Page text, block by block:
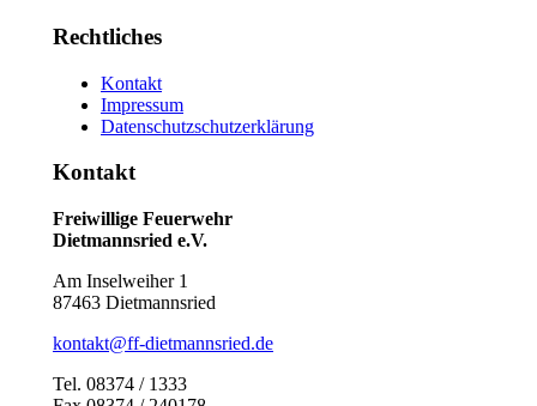
Rechtliches
Kontakt
Impressum
Datenschutzschutzerklärung
Kontakt
Freiwillige Feuerwehr
Dietmannsried e.V.
Am Inselweiher 1
87463 Dietmannsried
kontakt@ff-dietmannsried.de
Tel. 08374 / 1333